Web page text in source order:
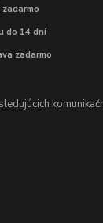
do 14 dní
zadarmo